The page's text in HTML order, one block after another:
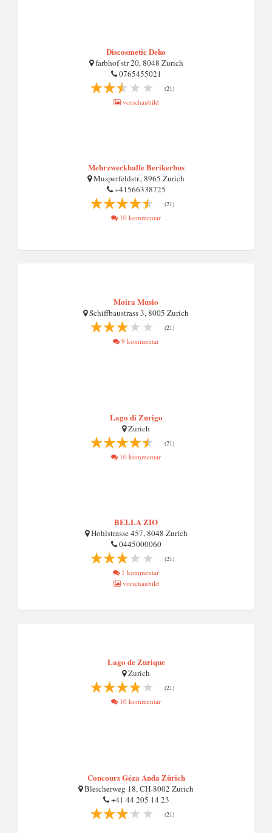
Discosmetic Deko
farbhof str 20, 8048 Zurich
0765455021
(21)
vorschaubild
Mehrzweckhalle Berikerhus
Musperfeldstr., 8965 Zurich
+41566338725
(21)
10 kommentar
Moira Musio
Schiffbaustrass 3, 8005 Zurich
(21)
9 kommentar
Lago di Zurigo
Zurich
(21)
10 kommentar
BELLA ZIO
Hohlstrasse 457, 8048 Zurich
0445000060
(21)
1 kommentar
vorschaubild
Lago de Zurique
Zurich
(21)
10 kommentar
Concours Géza Anda Zürich
Bleicherweg 18, CH-8002 Zurich
+41 44 205 14 23
(21)